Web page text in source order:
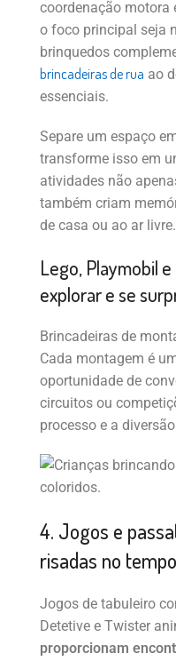
coordenação motora
o foco principal seja
brinquedos
brincadeiras de rua ao
essenciais.
Separe um espaço
transforme isso em
atividades não
também criam
de casa ou ao ar livre.
Lego, Playmobil
explorar e se
Brincadeiras de
Cada montagem é
oportunidade de
circuitos ou
processo e a
4. Jogos e
risadas no
Jogos de tabuleiro
Detetive e Twister
proporcionam